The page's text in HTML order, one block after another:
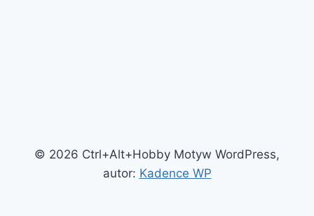
© 2026 Ctrl+Alt+Hobby Motyw WordPress,
autor: Kadence WP